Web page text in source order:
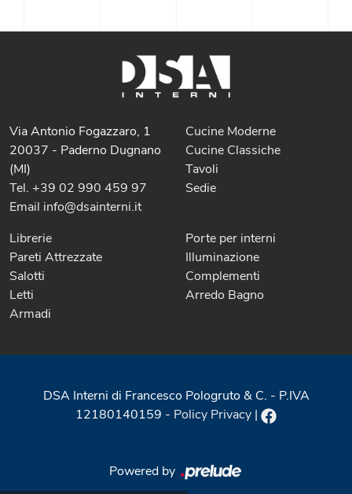
Via Antonio Fogazzaro, 1
20037 - Paderno Dugnano
(MI)
Tel. +39 02 990 459 97
Email info@dsainterni.it
Cucine Moderne
Cucine Classiche
Tavoli
Sedie
Librerie
Pareti Attrezzate
Salotti
Letti
Armadi
Porte per interni
Illuminazione
Complementi
Arredo Bagno
DSA Interni di Francesco Pologruto & C. - P.IVA
12180140159 - Policy Privacy |
Powered by